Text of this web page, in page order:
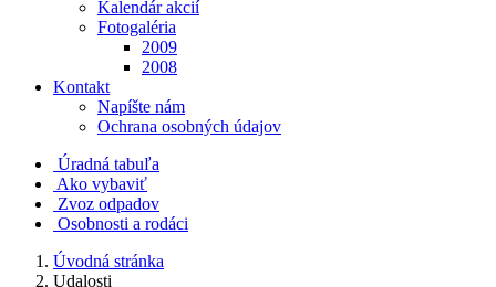
Kalendár akcií
Fotogaléria
2009
2008
Kontakt
Napíšte nám
Ochrana osobných údajov
Úradná tabuľa
Ako vybaviť
Zvoz odpadov
Osobnosti a rodáci
Úvodná stránka
Udalosti